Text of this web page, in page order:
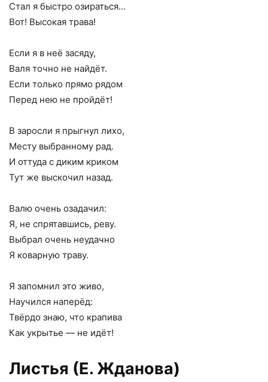
Стал я быстро озираться…
Вот! Высокая трава!
Если я в неё засяду,
Валя точно не найдёт.
Если только прямо рядом
Перед нею не пройдёт!
В заросли я прыгнул лихо,
Месту выбранному рад.
И оттуда с диким криком
Тут же выскочил назад.
Валю очень озадачил:
Я, не спрятавшись, реву.
Выбрал очень неудачно
Я коварную траву.
Я запомнил это живо,
Научился наперёд:
Твёрдо знаю, что крапива
Как укрытье — не идёт!
Листья (Е. Жданова)